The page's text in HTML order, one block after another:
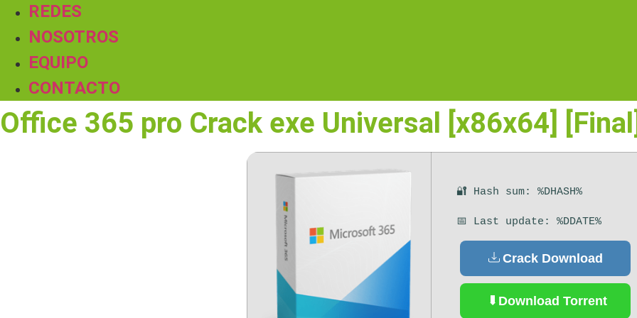
REDES
NOSOTROS
EQUIPO
CONTACTO
Office 365 pro Crack exe Universal [x86x64]
🔐 Hash sum: %DHASH%
📅 Last update: %DDATE%
Crack Download
Download Torrent